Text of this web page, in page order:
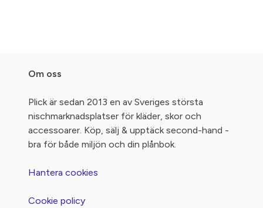
Om oss
Plick är sedan 2013 en av Sveriges största
nischmarknadsplatser för kläder, skor och
accessoarer. Köp, sälj & upptäck second-hand -
bra för både miljön och din plånbok.
Hantera cookies
Cookie policy